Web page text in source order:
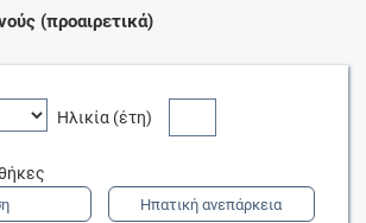
(προαιρετικά)
Ηλικία (έτη)
Ηπατική ανεπάρκεια